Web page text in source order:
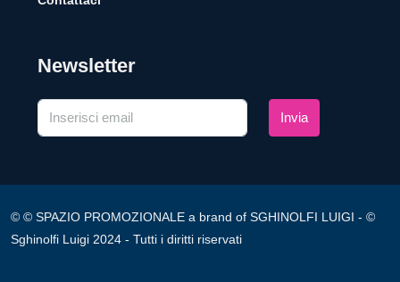
Newsletter
Invia
© © SPAZIO PROMOZIONALE a brand of SGHINOLFI LUIGI - ©
Sghinolfi Luigi 2024 - Tutti i diritti riservati